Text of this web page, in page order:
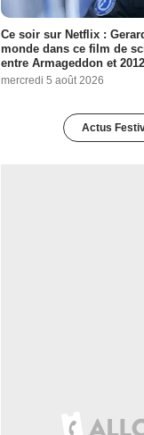
Ce soir sur Netflix :
monde dans ce film de
entre Armageddon et 2012
mercredi 5 août 2026
Actus